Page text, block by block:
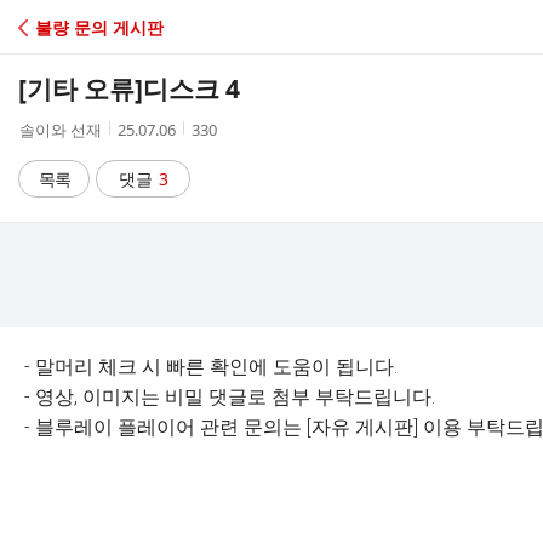
C
A
불량 문의 게시판
[기타 오류]디스크 4
작
자
솔이와 선재
작
시
간
25.07.06
조
330
목록 댓글 3
- 말머리 체크 시 빠른 확인에 도움이 됩니다.
- 영상, 이미지는 비밀 댓글로 첨부 부탁드립니다.
- 블루레이 플레이어 관련 문의는 [자유 게시판] 이용 부탁드